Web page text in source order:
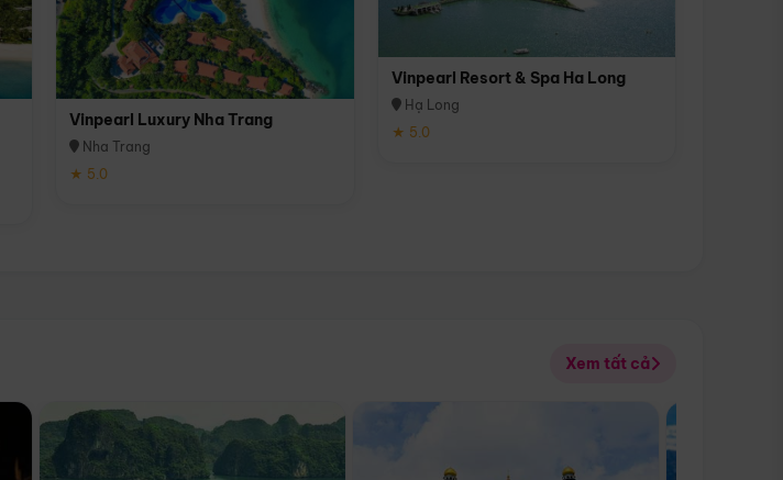
Vinpearl Luxury Nha Trang
Nha Trang
★ 5.0
Vinpearl Resort & Spa Ha Long
Hạ Long
★ 5.0
Xem tất cả